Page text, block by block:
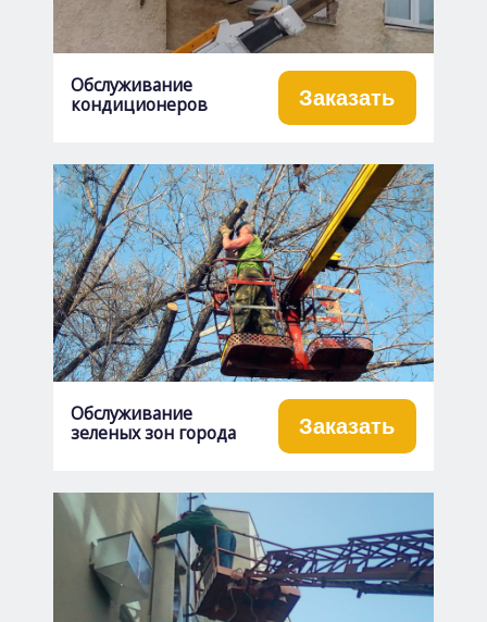
Обслуживание
кондиционеров
Заказать
Обслуживание
зеленых зон города
Заказать